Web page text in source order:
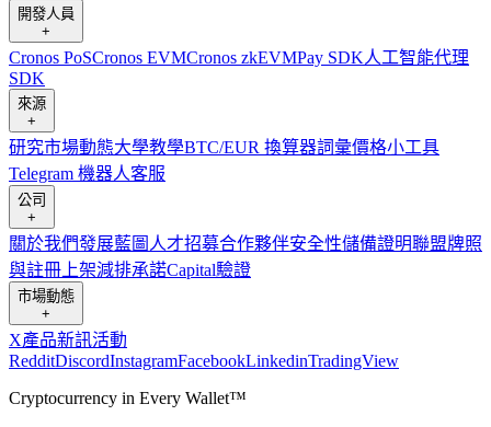
開發人員
+
Cronos PoSCronos EVMCronos zkEVMPay SDK人工智能代理
SDK
來源
+
研究市場動態大學教學BTC/EUR 換算器詞彙價格小工具
Telegram 機器人客服
公司
+
關於我們發展藍圖 人才招募合作夥伴安全性儲備證明聯盟牌照
與註冊 上架減排承諾Capital驗證
市場動態
+
X產品新訊活動
RedditDiscordInstagramFacebookLinkedinTradingView
Cryptocurrency in Every Wallet™